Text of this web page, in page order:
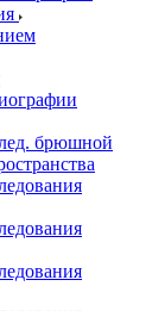
брюшной